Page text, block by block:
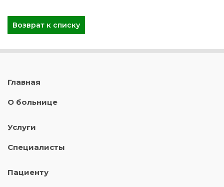
Возврат к списку
Главная
О больнице
Услуги
Специалисты
Пациенту